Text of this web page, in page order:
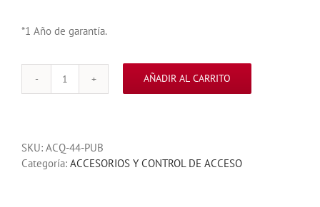
*1 Año de garantía.
CONTROL
TECLADO
AUTONOMO
AÑADIR AL CARRITO
SKU: ACQ-44-PUB
Categoría: ACCESORIOS Y CONTROL DE ACCESO